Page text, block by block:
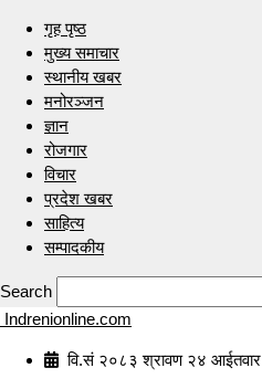
गृह पृष्ठ
मुख्य समाचार
स्थानीय खबर
मनोरञ्जन
ज्ञान
रोजगार
विचार
प्रदेश खबर
साहित्य
सम्पादकीय
Search
Indrenionline.com
वि.सं २०८३ श्रावण २४ आईतवार